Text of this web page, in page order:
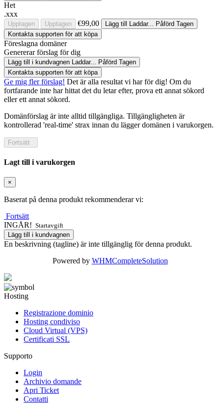
Het
.xxx
Upptagen Upptagen €99,00 Lägg till Laddar... Påförd Tagen
Kontakta supporten för att köpa
Föreslagna domäner
Genererar förslag för dig
Lägg till i kundvagnen Laddar... Påförd Tagen
Kontakta supporten för att köpa
Ge mig fler förslag! Det är alla resultat vi har för dig! Om du
fortfarande inte har hittat det du letar efter, prova ett annat sökord
eller ett annat sökord.
Domänförslag är inte alltid tillgängliga. Tillgängligheten är
kontrollerad 'real-time' strax innan du lägger domänen i varukorgen.
Lagt till i varukorgen
×
Baserat på denna produkt rekommenderar vi:
Fortsätt
INGÅR! Startavgift
Lägg till i kundvagnen
En beskrivning (tagline) är inte tillgänglig för denna produkt.
Powered by WHMCompleteSolution
Hosting
Registrazione dominio
Hosting condiviso
Cloud Virtual (VPS)
Certificati SSL
Supporto
Login
Archivio domande
Apri Ticket
Contatti